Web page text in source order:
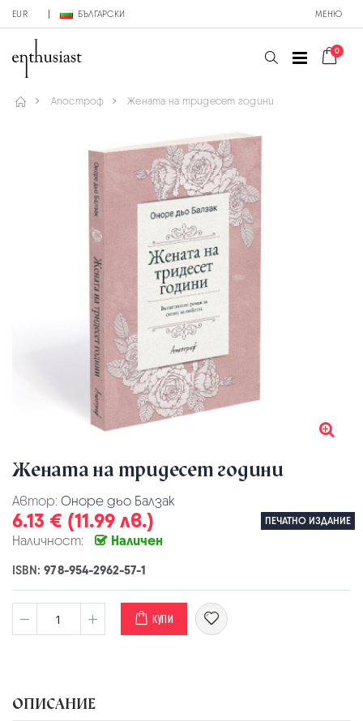
EUR БЪЛГАРСКИ МЕНЮ
0
Апостроф Жената на тридесет години
Жената на тридесет години
Автор: Оноре дьо Балзак
6.13 € (11.99 лв.) ПЕЧАТНО ИЗДАНИЕ
Наличност: Наличен
ISBN:978-954-2962-57-1
КУПИ
ОПИСАНИЕ